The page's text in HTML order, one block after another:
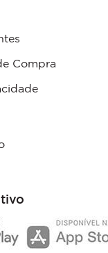
Compra